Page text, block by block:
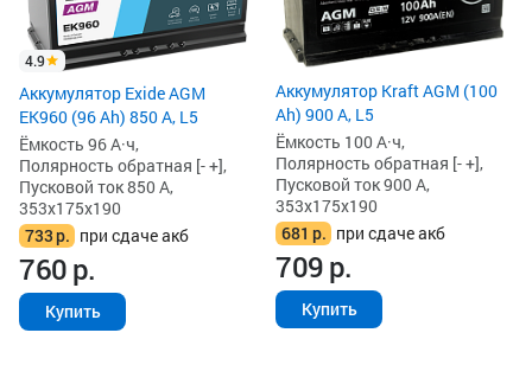
4.9
Аккумулятор Exide AGM
EK960 (96 Ah) 850 А, L5
Ёмкость 96 А·ч,
Полярность обратная [- +],
Пусковой ток 850 А,
353x175x190
733р. при сдаче акб
760р.
Купить
Аккумулятор Kraft AGM (100
Ah) 900 А, L5
Ёмкость 100 А·ч,
Полярность обратная [- +],
Пусковой ток 900 А,
353x175x190
681 р. при сдаче акб
709р.
Купить